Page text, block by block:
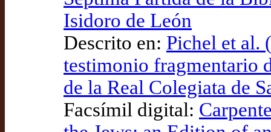
Isidoro de León
Descrito en: Pichel et al.
testimonio fragmentario
de la Real Colegiata de
Facsímil digital: